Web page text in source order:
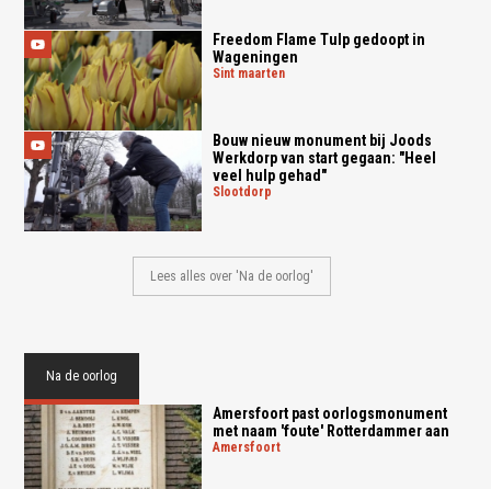
Freedom Flame Tulp gedoopt in
Wageningen
sint maarten
Bouw nieuw monument bij Joods
Werkdorp van start gegaan: "Heel
veel hulp gehad"
slootdorp
Lees alles over 'Na de oorlog'
Na de oorlog
Amersfoort past oorlogsmonument
met naam 'foute' Rotterdammer aan
amersfoort